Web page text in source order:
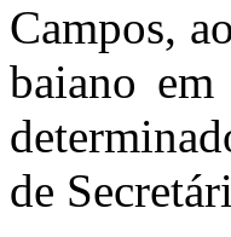
Campos,
baiano
de